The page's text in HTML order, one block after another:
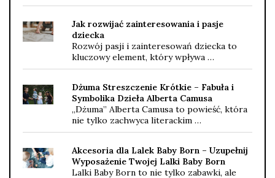
Jak rozwijać zainteresowania i pasje
dziecka
Rozwój pasji i zainteresowań dziecka to
kluczowy element, który wpływa …
Dżuma Streszczenie Krótkie – Fabuła i
Symbolika Dzieła Alberta Camusa
„Dżuma” Alberta Camusa to powieść, która
nie tylko zachwyca literackim …
Akcesoria dla Lalek Baby Born – Uzupełnij
Wyposażenie Twojej Lalki Baby Born
Lalki Baby Born to nie tylko zabawki, ale